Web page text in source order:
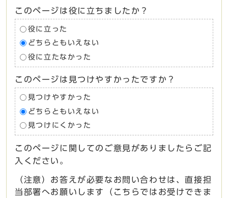
このページは役に立ちましたか？
役に立った
どちらともいえない
役に立たなかった
このページは見つけやすかったですか？
見つけやすかった
どちらともいえない
見つけにくかった
このページに関してのご意見がありましたらご記
入ください。
（注意）お答えが必要なお問い合わせは、直接担
当部署へお願いします（こちらではお受けできま